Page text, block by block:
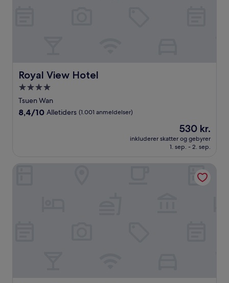
Royal View Hotel
Royal View Hotel
4.0-
stjernet
overnatningssted
Tsuen Wan
8.4
anmeldelser)
8,4/10 Alletiders (1.001 anmeldelser)
Prisen
er
530 kr.
530 kr.
inkluderer skatter og gebyrer
1. sep. - 2. sep.